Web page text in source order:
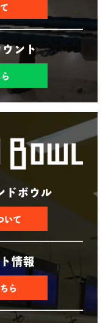
ント
ドボウル
いて
情報
ら